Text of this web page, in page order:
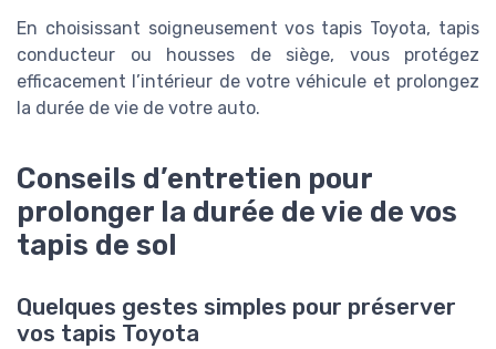
En choisissant soigneusement vos tapis Toyota, tapis
conducteur ou housses de siège, vous protégez
efficacement l’intérieur de votre véhicule et prolongez
la durée de vie de votre auto.
Conseils d’entretien pour
prolonger la durée de vie de vos
tapis de sol
Quelques gestes simples pour préserver
vos tapis Toyota